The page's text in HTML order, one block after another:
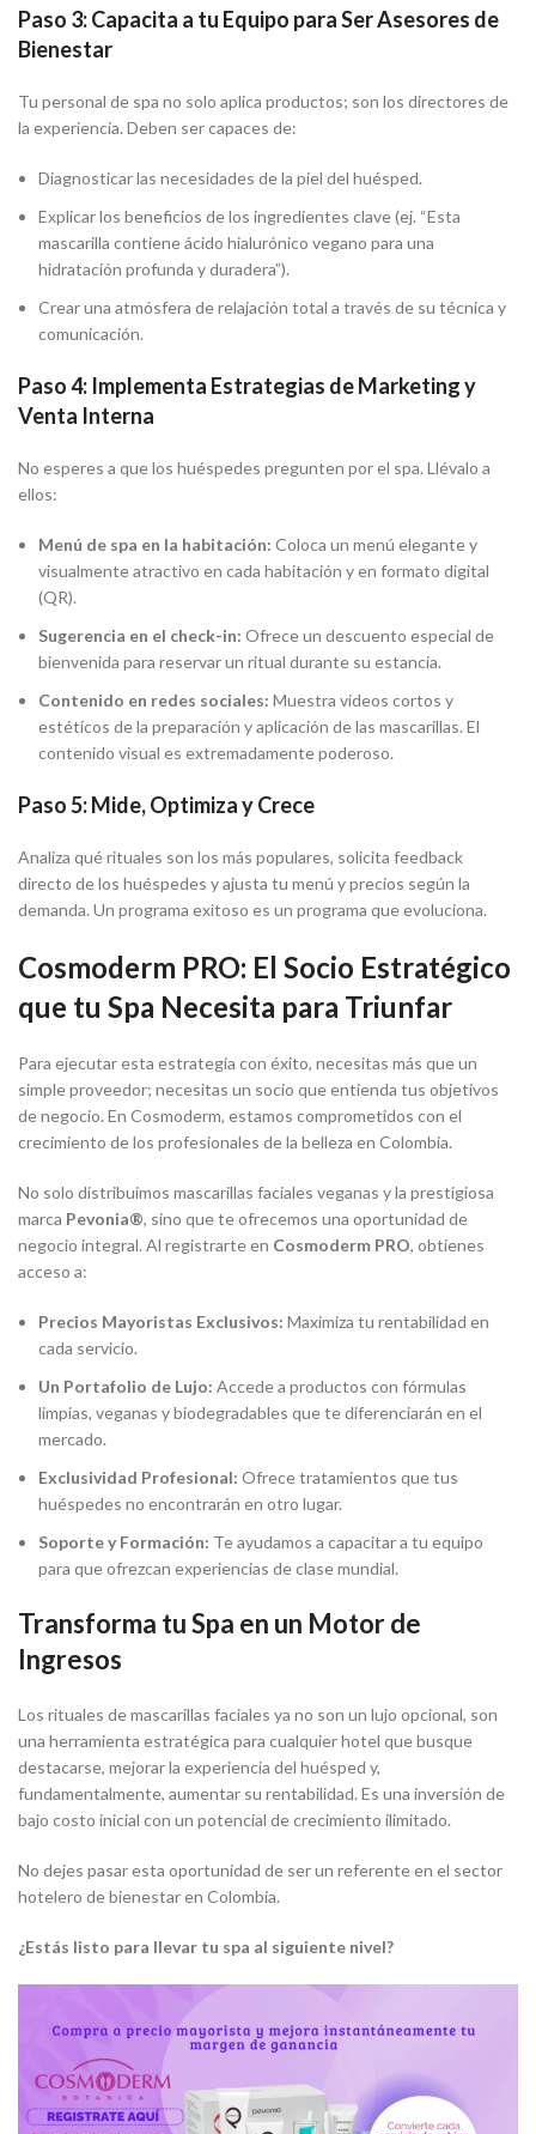
Paso 3: Capacita a tu Equipo para Ser Asesores de
Bienestar
Tu personal de spa no solo aplica productos; son los directores de
la experiencia. Deben ser capaces de:
Diagnosticar las necesidades de la piel del huésped.
Explicar los beneficios de los ingredientes clave (ej. “Esta
mascarilla contiene ácido hialurónico vegano para una
hidratación profunda y duradera”).
Crear una atmósfera de relajación total a través de su técnica y
comunicación.
Paso 4: Implementa Estrategias de Marketing y
Venta Interna
No esperes a que los huéspedes pregunten por el spa. Llévalo a
ellos:
Menú de spa en la habitación: Coloca un menú elegante y
visualmente atractivo en cada habitación y en formato digital
(QR).
Sugerencia en el check-in: Ofrece un descuento especial de
bienvenida para reservar un ritual durante su estancia.
Contenido en redes sociales: Muestra videos cortos y
estéticos de la preparación y aplicación de las mascarillas. El
contenido visual es extremadamente poderoso.
Paso 5: Mide, Optimiza y Crece
Analiza qué rituales son los más populares, solicita feedback
directo de los huéspedes y ajusta tu menú y precios según la
demanda. Un programa exitoso es un programa que evoluciona.
Cosmoderm PRO: El Socio Estratégico
que tu Spa Necesita para Triunfar
Para ejecutar esta estrategia con éxito, necesitas más que un
simple proveedor; necesitas un socio que entienda tus objetivos
de negocio. En Cosmoderm, estamos comprometidos con el
crecimiento de los profesionales de la belleza en Colombia.
No solo distribuimos mascarillas faciales veganas y la prestigiosa
marca Pevonia®, sino que te ofrecemos una oportunidad de
negocio integral. Al registrarte en Cosmoderm PRO, obtienes
acceso a:
Precios Mayoristas Exclusivos: Maximiza tu rentabilidad en
cada servicio.
Un Portafolio de Lujo: Accede a productos con fórmulas
limpias, veganas y biodegradables que te diferenciarán en el
mercado.
Exclusividad Profesional: Ofrece tratamientos que tus
huéspedes no encontrarán en otro lugar.
Soporte y Formación: Te ayudamos a capacitar a tu equipo
para que ofrezcan experiencias de clase mundial.
Transforma tu Spa en un Motor de
Ingresos
Los rituales de mascarillas faciales ya no son un lujo opcional, son
una herramienta estratégica para cualquier hotel que busque
destacarse, mejorar la experiencia del huésped y,
fundamentalmente, aumentar su rentabilidad. Es una inversión de
bajo costo inicial con un potencial de crecimiento ilimitado.
No dejes pasar esta oportunidad de ser un referente en el sector
hotelero de bienestar en Colombia.
¿Estás listo para llevar tu spa al siguiente nivel?